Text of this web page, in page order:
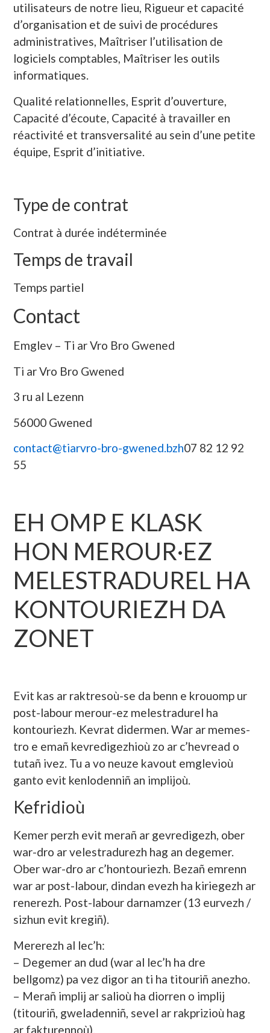
utilisateurs de notre lieu, Rigueur et capacité
d’organisation et de suivi de procédures
administratives, Maîtriser l’utilisation de
logiciels comptables, Maîtriser les outils
informatiques.
Qualité relationnelles, Esprit d’ouverture,
Capacité d’écoute, Capacité à travailler en
réactivité et transversalité au sein d’une petite
équipe, Esprit d’initiative.
Type de contrat
Contrat à durée indéterminée
Temps de travail
Temps partiel
Contact
Emglev – Ti ar Vro Bro Gwened
Ti ar Vro Bro Gwened
3 ru al Lezenn
56000 Gwened
contact@tiarvro-bro-gwened.bzh07 82 12 92
55
EH OMP E KLASK
HON MEROUR·EZ
MELESTRADUREL HA
KONTOURIEZH DA
ZONET
Evit kas ar raktresoù-se da benn e krouomp ur
post-labour merour-ez melestradurel ha
kontouriezh. Kevrat didermen. War ar memes-
tro e emañ kevredigezhioù zo ar c’hevread o
tutañ ivez. Tu a vo neuze kavout emglevioù
ganto evit kenlodenniñ an implijoù.
Kefridioù
Kemer perzh evit merañ ar gevredigezh, ober
war-dro ar velestradurezh hag an degemer.
Ober war-dro ar c’hontouriezh. Bezañ emrenn
war ar post-labour, dindan evezh ha kiriegezh ar
renerezh. Post-labour darnamzer (13 eurvezh /
sizhun evit kregiñ).
Mererezh al lec’h:
– Degemer an dud (war al lec’h ha dre
bellgomz) pa vez digor an ti ha titouriñ anezho.
– Merañ implij ar salioù ha diorren o implij
(titouriñ, gweladenniñ, sevel ar rakprizioù hag
ar fakturennoù).